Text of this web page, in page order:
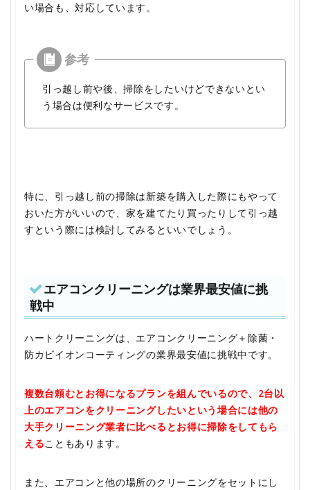
い場合も、対応しています。
引っ越し前や後、掃除をしたいけどできないとい
う場合は便利なサービスです。
特に、引っ越し前の掃除は新築を購入した際にもやって
おいた方がいいので、家を建てたり買ったりして引っ越
すという際には検討してみるといいでしょう。
エアコンクリーニングは業界最安値に挑
戦中
ハートクリーニングは、エアコンクリーニング＋除菌・
防カビイオンコーティングの業界最安値に挑戦中です。
複数台頼むとお得になるプランを組んでいるので、2台以
上のエアコンをクリーニングしたいという場合には他の
大手クリーニング業者に比べるとお得に掃除をしてもら
えることもあります。
また、エアコンと他の場所のクリーニングをセットにし